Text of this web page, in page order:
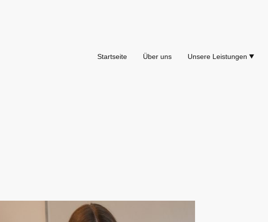
Startseite Über uns Unsere Leistungen